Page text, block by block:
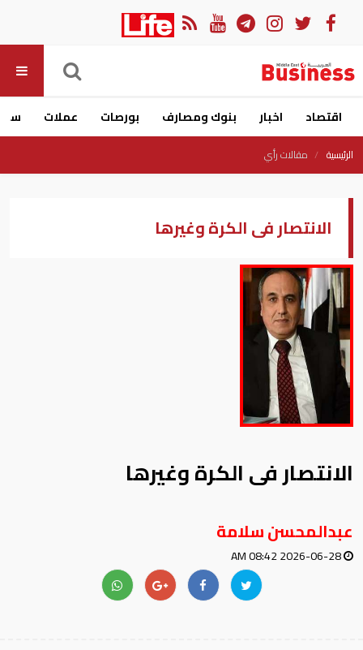
اقتصاد اخبار بنوك ومصارف بورصات عملات
الرئيسية مقالات رأي
الانتصار فى الكرة وغيرها
الانتصار فى الكرة وغيرها
عبدالمحسن سلامة
2026-06-28 08:42 AM